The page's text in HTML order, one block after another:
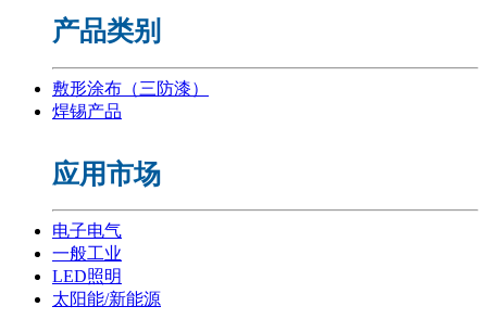
产品类别
敷形涂布（三防漆）
焊锡产品
应用市场
电子电气
一般工业
LED照明
太阳能/新能源